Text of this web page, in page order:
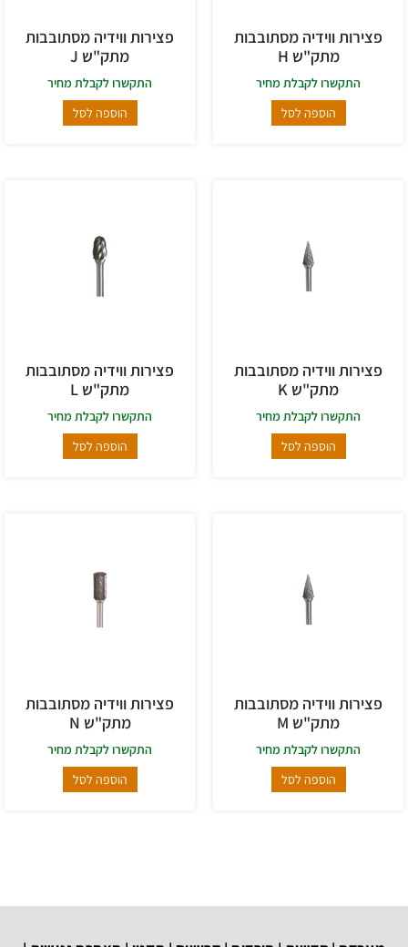
פצירות ווידיה מסתובבות
מתק"ש H
התקשרו לקבלת מחיר
הוספה לסל
פצירות ווידיה מסתובבות
מתק"ש J
התקשרו לקבלת מחיר
הוספה לסל
פצירות ווידיה מסתובבות
מתק"ש K
התקשרו לקבלת מחיר
הוספה לסל
פצירות ווידיה מסתובבות
מתק"ש L
התקשרו לקבלת מחיר
הוספה לסל
פצירות ווידיה מסתובבות
מתק"ש M
התקשרו לקבלת מחיר
הוספה לסל
פצירות ווידיה מסתובבות
מתק"ש N
התקשרו לקבלת מחיר
הוספה לסל